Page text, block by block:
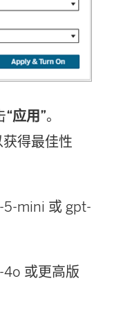
“应用”。
得最佳性
5-mini 或 gpt-
或更高版